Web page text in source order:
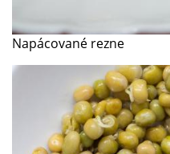
Napácované rezne